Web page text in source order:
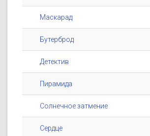
Маскарад
Бутерброд
Детектив
Пирамида
Солнечное затмение
Сердце